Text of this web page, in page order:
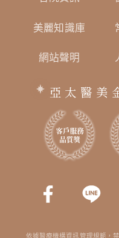
美麗知識庫
網站聲明
亞太醫美
依據醫療機構資訊管理規範，